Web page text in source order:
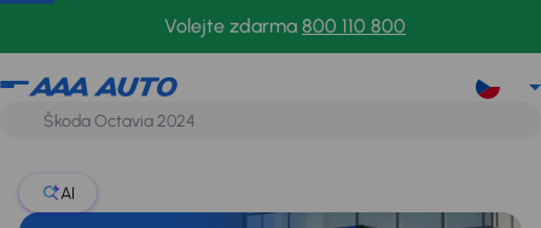
Volejte zdarma 800 110 800
Jaguar
AI